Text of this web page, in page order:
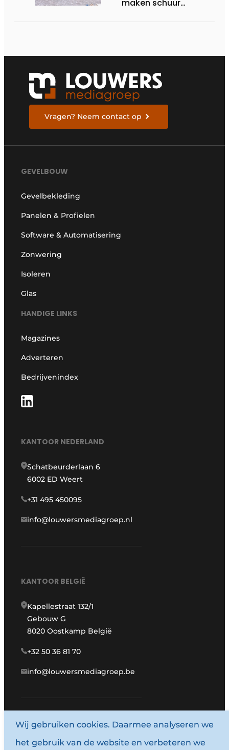
maken schuur
Vragen? Neem contact op
GEVELBOUW
Gevelbekleding
Panelen & Profielen
Software & Automatisering
Zonwering
Isoleren
Glas
HANDIGE LINKS
Magazines
Adverteren
Bedrijvenindex
KANTOOR NEDERLAND
Schatbeurderlaan 6
6002 ED Weert
+31 495 450095
info@louwersmediagroep.nl
KANTOOR BELGIË
Kapellestraat 132/1
Gebouw G
8020 Oostkamp België
+32 50 36 81 70
info@louwersmediagroep.be
www.louwersmediagroep.com
© 1987 - 2026 Louwersmediagroep.
Wij gebruiken cookies. Daarmee analyseren we
het gebruik van de website en verbeteren we